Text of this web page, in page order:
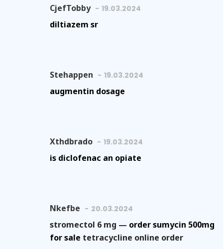
CjefTobby 19.03.2024
diltiazem sr
Stehappen 19.03.2024
augmentin dosage
Xthdbrado 19.03.2024
is diclofenac an opiate
Nkefbe 20.03.2024
stromectol 6 mg — order sumycin 500mg
for sale tetracycline online order